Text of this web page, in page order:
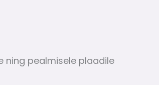
ning pealmisele plaadile